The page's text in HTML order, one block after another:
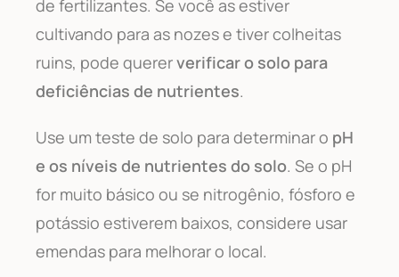
de fertilizantes. Se você as estiver
cultivando para as nozes e tiver colheitas
ruins, pode quererverificar o solo para
deficiências de nutrientes.
Use um teste de solo para determinar o pH
e os níveis de nutrientes do solo. Se o pH
for muito básico ou se nitrogênio, fósforo e
potássio estiverem baixos, considere usar
emendas para melhorar o local.